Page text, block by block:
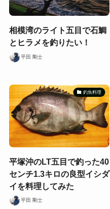
相模湾のライト五目で石鯛
とヒラメを釣りたい！
平田 剛士
釣魚料理
平塚沖のLT五目で釣った40
センチ1.3キロの良型イシダ
イを料理してみた
平田 剛士